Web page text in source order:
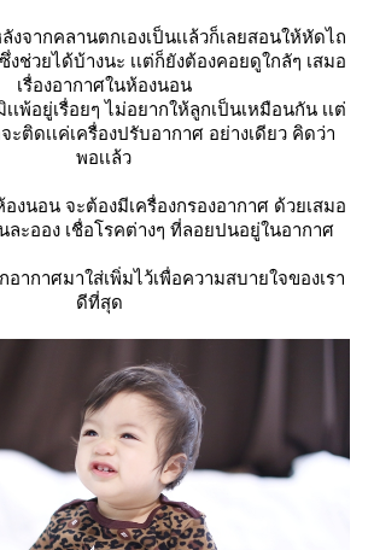
งจากคลานตกเองเป็นเเล้วก็เลยสอนให้หัดไถ
ซึ่งช่วยได้บ้างนะ เเต่ก็ยังต้องคอยดูใกลัๆ เสมอ
เรื่องอากาศในห้องนอน
เพ้อยู่เรื่อยๆ ไม่อยากให้ลูกเป็นเหมือนกัน เเต่
ติดเเค่เครื่องปรับอากาศ อย่างเดียว คิดว่า
พอเเล้ว
งนอน จะต้องมีเครื่องกรองอากาศ ด้วยเสมอ
นละออง เชื่อโรคต่างๆ ที่ลอยปนอยู่ในอากาศ
อากาศมาใส่เพิ่มไว้เพื่อความสบายใจของเรา
ดีที่สุด